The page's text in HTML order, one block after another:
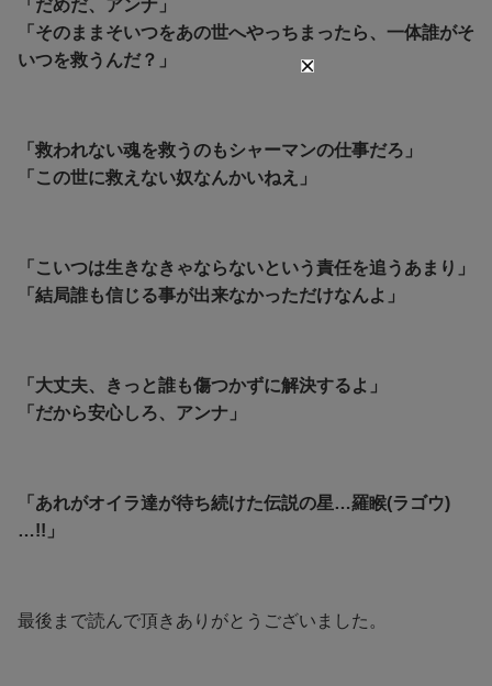
「だめだ、アンナ」
「そのままそいつをあの世へやっちまったら、一体誰がそ
いつを救うんだ？」
「救われない魂を救うのもシャーマンの仕事だろ」
「この世に救えない奴なんかいねえ」
「こいつは生きなきゃならないという責任を追うあまり」
「結局誰も信じる事が出来なかっただけなんよ」
「大丈夫、きっと誰も傷つかずに解決するよ」
「だから安心しろ、アンナ」
「あれがオイラ達が待ち続けた伝説の星…羅睺(ラゴウ)
…!!」
最後まで読んで頂きありがとうございました。